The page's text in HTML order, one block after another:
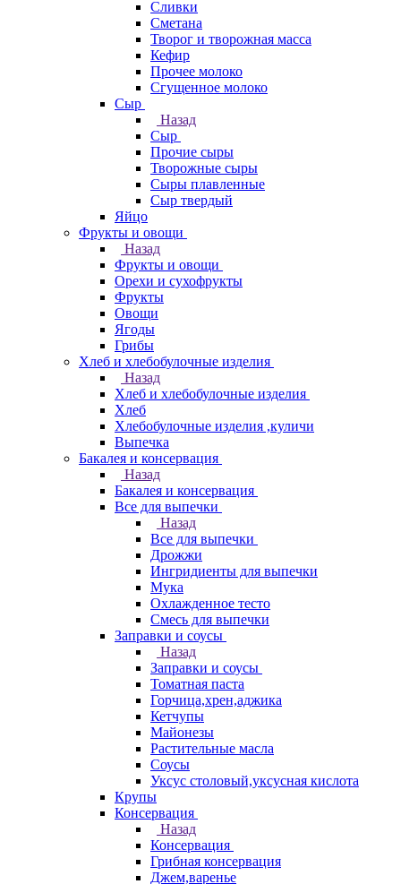
Сливки
Сметана
Творог и творожная масса
Кефир
Прочее молоко
Сгущенное молоко
Сыр
Назад
Сыр
Прочие сыры
Творожные сыры
Сыры плавленные
Сыр твердый
Яйцо
Фрукты и овощи
Назад
Фрукты и овощи
Орехи и сухофрукты
Фрукты
Овощи
Ягоды
Грибы
Хлеб и хлебобулочные изделия
Назад
Хлеб и хлебобулочные изделия
Хлеб
Хлебобулочные изделия ,куличи
Выпечка
Бакалея и консервация
Назад
Бакалея и консервация
Все для выпечки
Назад
Все для выпечки
Дрожжи
Ингридиенты для выпечки
Мука
Охлажденное тесто
Смесь для выпечки
Заправки и соусы
Назад
Заправки и соусы
Томатная паста
Горчица,хрен,аджика
Кетчупы
Майонезы
Растительные масла
Соусы
Уксус столовый,уксусная кислота
Крупы
Консервация
Назад
Консервация
Грибная консервация
Джем,варенье